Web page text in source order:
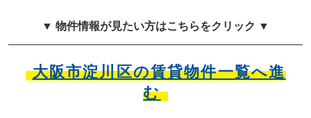
▼ 物件情報が見たい方はこちらをクリック ▼
大阪市淀川区の賃貸物件一覧へ進
む